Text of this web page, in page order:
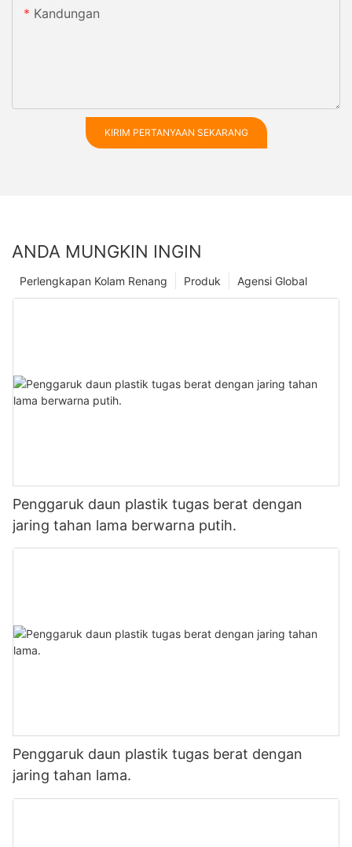
Kandungan
KIRIM PERTANYAAN SEKARANG
ANDA MUNGKIN INGIN
Agensi Global
Produk
Perlengkapan Kolam Renang
Penggaruk daun plastik tugas berat dengan
jaring tahan lama berwarna putih.
Penggaruk daun plastik tugas berat dengan
jaring tahan lama.